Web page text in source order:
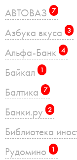
АВТОВАЗ 7
Азбука вкуса 3
Альфа-Банк 4
Байкал 1
Балтика 7
Банки.ру 2
Библиотека
Рудомино
1